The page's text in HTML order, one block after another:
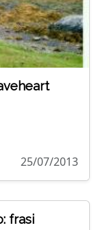
25/07/2013
frasi